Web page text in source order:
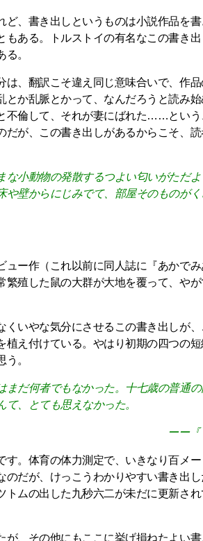
ど、書き出しというものは小説作品を
もある。トルストイの有名なこの書き
。
は、翻訳こそ違え同じ意味合いで、作
とか乱脈とかって、なんだろうと読み
不倫して、それが妻にばれた……とい
だが、この書き出しがあるからこそ、
な小動物の発散するつよい匂いがただ
や壁からにじみでて、部屋そのものが
ュー作（これ以前に同人誌に『あかで
繁殖した鼠の大群が大地を覆って、や
くいやな気分にさせるこの書き出しが
植え付けている。やはり初期の四つの
。
だ何者でもなかった。十七歳の普通
て、とても思えなかった。
ーー
す。体育の体力測定で、いきなり百メ
のだが、けっこうわかりやすい書き出
トムの出した九秒六二が未だに更新さ
が、その他にもここに挙げ損ねたよい